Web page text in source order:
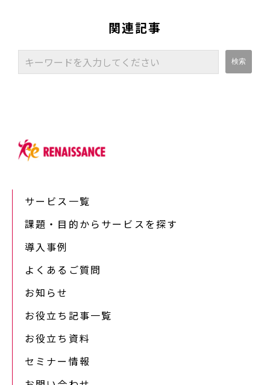
関連記事
サービス一覧
課題・目的からサービスを探す
導入事例
よくあるご質問
お知らせ
お役立ち記事一覧
お役立ち資料
セミナー情報